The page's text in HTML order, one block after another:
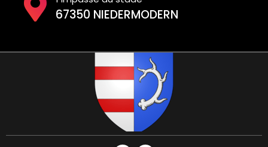
67350 NIEDERMODERN